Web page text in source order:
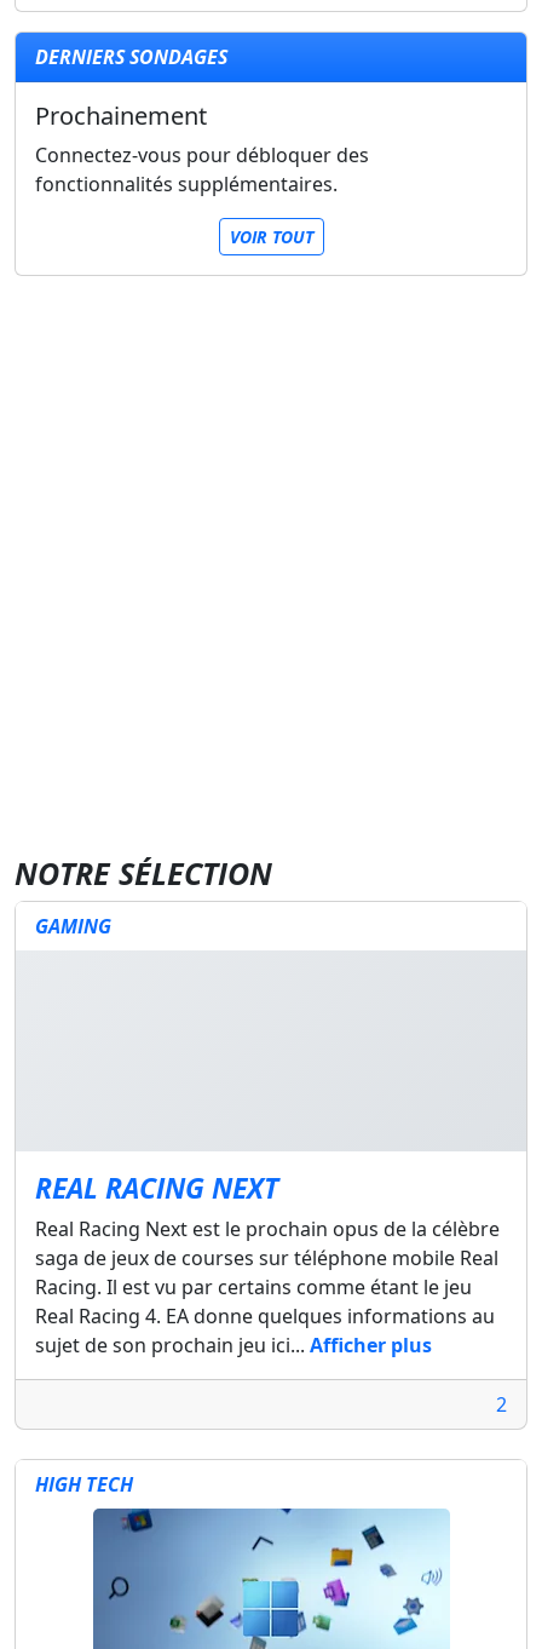
DERNIERS SONDAGES
Prochainement
Connectez-vous pour débloquer des
fonctionnalités supplémentaires.
VOIR TOUT
NOTRE SÉLECTION
GAMING
REAL RACING NEXT
Real Racing Next est le prochain opus de la célèbre
saga de jeux de courses sur téléphone mobile Real
Racing. Il est vu par certains comme étant le jeu
Real Racing 4. EA donne quelques informations au
sujet de son prochain jeu ici... Afficher plus
2
HIGH TECH